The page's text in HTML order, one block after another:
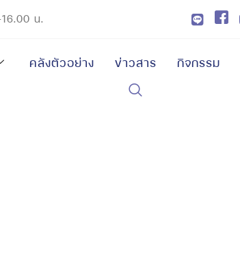
น.
คลังตัวอย่าง ข่าวสาร กิจกรรม